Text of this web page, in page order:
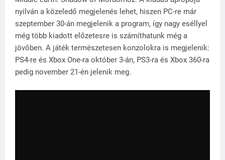
nyilván a közeledő megjelenés lehet, hiszen PC-re már
szeptember 30-án megjelenik a program, így nagy eséllyel
még több kiadott előzetesre is számíthatunk még a
jövőben. A játék természetesen konzolokra is megjelenik:
PS4-re és Xbox One-ra október 3-án, PS3-ra és Xbox 360-ra
pedig november 21-én jelenik meg.